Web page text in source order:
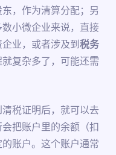
，作为清算分配；另
小微企业来说，直接
业，或者涉及到 税务
复杂多了，可能还需
税证明后，就可以去
把账户里的余额（扣
账户。这个账户通常